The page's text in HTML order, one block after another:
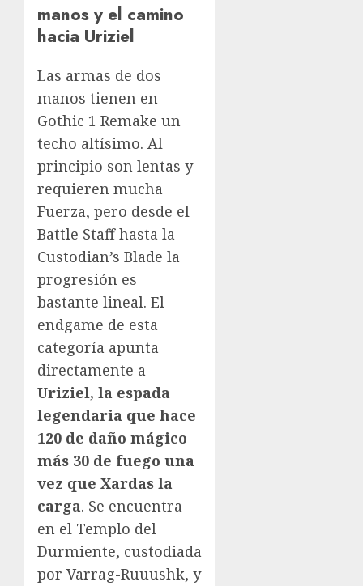
manos y el camino
hacia Uriziel
Las armas de dos
manos tienen en
Gothic 1 Remake un
techo altísimo. Al
principio son lentas y
requieren mucha
Fuerza, pero desde el
Battle Staff hasta la
Custodian’s Blade la
progresión es
bastante lineal. El
endgame de esta
categoría apunta
directamente a
Uriziel, la espada
legendaria que hace
120 de daño mágico
más 30 de fuego una
vez que Xardas la
carga. Se encuentra
en el Templo del
Durmiente, custodiada
por Varrag-Ruuushk, y